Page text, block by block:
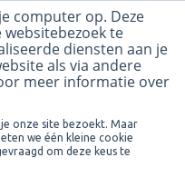
computer op. Deze
te
diensten aan je
als via andere
meer informatie over
onze site bezoekt. Maar
we één kleine cookie
om deze keus te